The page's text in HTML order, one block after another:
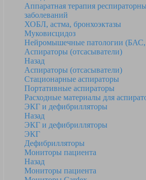
Аппаратная терапия
заболеваний
ХОБЛ, астма, бронхоэктазы
Муковисцидоз
Нейромышечные патологии
Аспираторы (отсасыватели)
Назад
Аспираторы (отсасыватели)
Стационарные аспираторы
Портативные аспираторы
Расходные материалы для
ЭКГ и дефибрилляторы
Назад
ЭКГ и дефибрилляторы
ЭКГ
Дефибрилляторы
Мониторы пациента
Назад
Мониторы пациента